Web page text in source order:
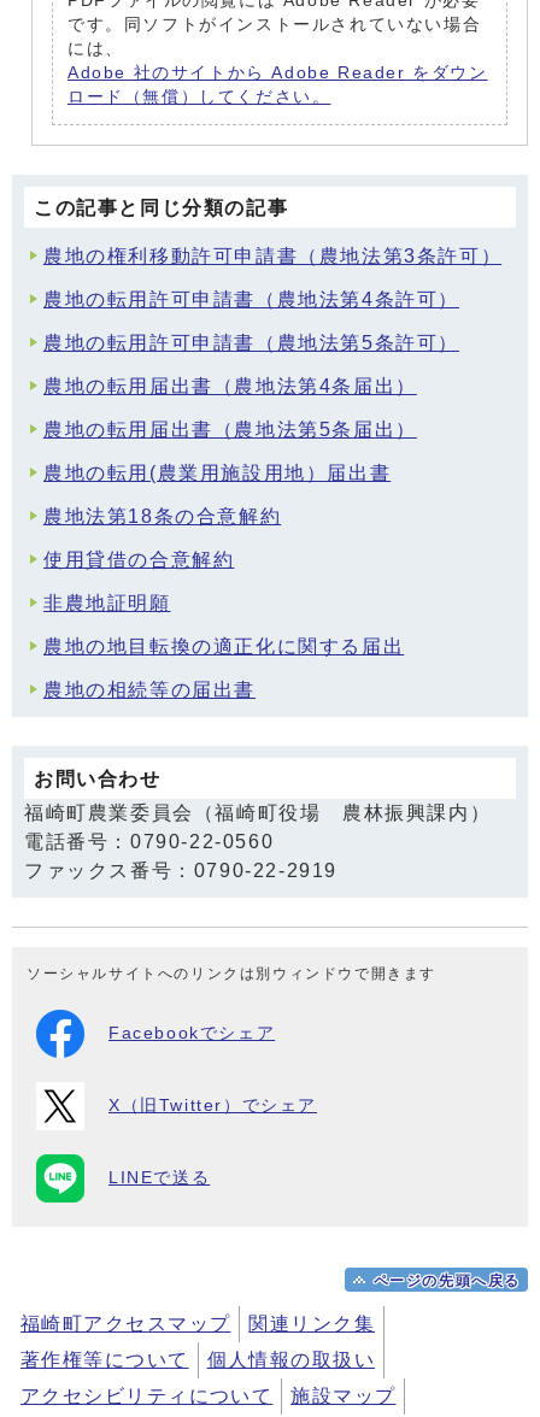
です。同ソフトがインストールされていない場合
には、
Adobe 社のサイトから Adobe Reader をダウン
ロード（無償）してください。
この記事と同じ分類の記事
農地の権利移動許可申請書（農地法第3条許可）
農地の転用許可申請書（農地法第4条許可）
農地の転用許可申請書（農地法第5条許可）
農地の転用届出書（農地法第4条届出）
農地の転用届出書（農地法第5条届出）
農地の転用(農業用施設用地）届出書
農地法第18条の合意解約
使用貸借の合意解約
非農地証明願
農地の地目転換の適正化に関する届出
農地の相続等の届出書
お問い合わせ
福崎町農業委員会（福崎町役場 農林振興課内）
電話番号：0790-22-0560
ファックス番号：0790-22-2919
ソーシャルサイトへのリンクは別ウィンドウで開きます
Facebookでシェア
X（旧Twitter）でシェア
LINEで送る
ページの先頭へ戻る
福崎町アクセスマップ
関連リンク集
著作権等について
個人情報の取扱い
アクセシビリティについて
施設マップ